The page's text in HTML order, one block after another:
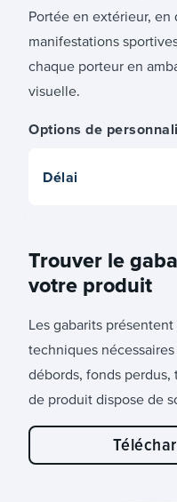
Portée en extérieur,
manifestations
chaque porteur en
visuelle.
Options de
Délai
Trouver le
votre produit
Les gabarits
techniques
débords, fonds perdus,
de produit dispose de